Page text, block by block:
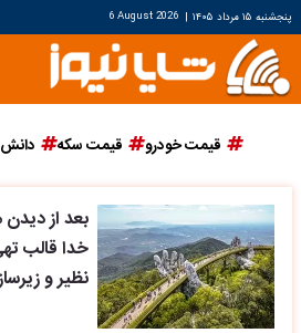
پنجشنبه ۱۵ مرداد ۱۴۰۵ |
6 August 2026
قیمت خودرو قیمت سکه دانش
بعد از
خدا قالب
نظیر و